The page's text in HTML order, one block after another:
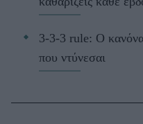
3-3-3 rule: Ο
που ντύνεσαι